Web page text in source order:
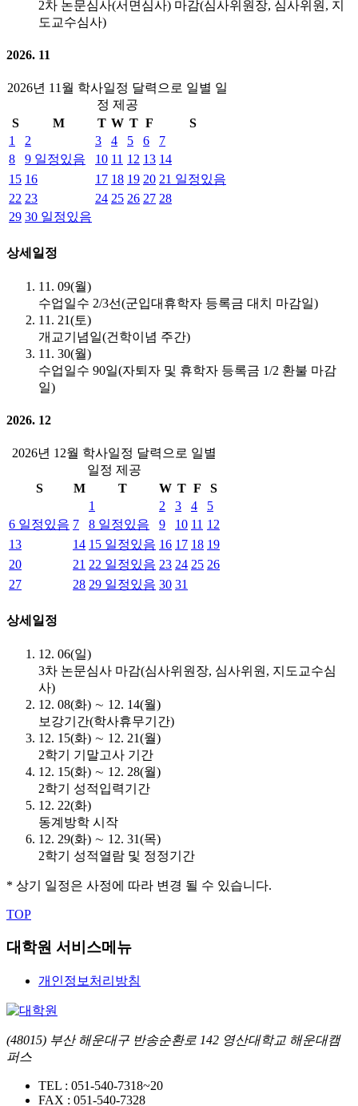
2차 논문심사(서면심사) 마감(심사위원장, 심사위원, 지
도교수심사)
2026. 11
2026년 11월 학사일정 달력으로 일별 일
정 제공
S
M T W T F
S
1
2 3 4 5 6
7
8
9 일정있음 10 11 12 13 14
15 16 17 18 19 20 21 일정있음
22 23 24 25 26 27 28
29 30 일정있음
상세일정
11. 09(월)
수업일수 2/3선(군입대휴학자 등록금 대치 마감일)
11. 21(토)
개교기념일(건학이념 주간)
11. 30(월)
수업일수 90일(자퇴자 및 휴학자 등록금 1/2 환불 마감
일)
2026. 12
2026년 12월 학사일정 달력으로 일별
일정 제공
S
M T W T F
S
1
2 3 4
5
6 일정있음 7 8 일정있음 9 10 11 12
13
14 15 일정있음 16 17 18 19
20
21 22 일정있음 23 24 25 26
27
28 29 일정있음 30 31
상세일정
12. 06(일)
3차 논문심사 마감(심사위원장, 심사위원, 지도교수심
사)
12. 08(화) ∼ 12. 14(월)
보강기간(학사휴무기간)
12. 15(화) ∼ 12. 21(월)
2학기 기말고사 기간
12. 15(화) ∼ 12. 28(월)
2학기 성적입력기간
12. 22(화)
동계방학 시작
12. 29(화) ∼ 12. 31(목)
2학기 성적열람 및 정정기간
* 상기 일정은 사정에 따라 변경 될 수 있습니다.
TOP
대학원 서비스메뉴
개인정보처리방침
(48015) 부산 해운대구 반송순환로 142 영산대학교 해운대캠
퍼스
TEL : 051-540-7318~20
FAX : 051-540-7328